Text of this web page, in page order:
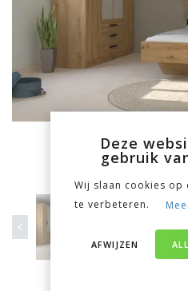
Deze
gebruik
Wij slaan cookies op
te verbeteren.
AFWIJZEN